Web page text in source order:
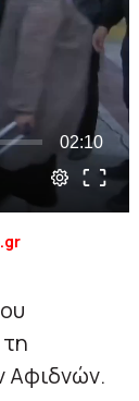
Αφιδνών.